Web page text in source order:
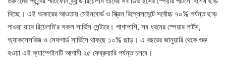
দিচ্ছে। এই অফারের আওতায় মেইনবোর্ড ও স্ক্রিন রিপ্লেসমেন্টে সর্বোচ্চ ৭০% পর্যন্ত ছাড়
পাওয়া যাবে রিয়েলমি’র সকল সার্ভিস সেন্টারে। পাশাপাশি, সব ধরনের স্পেয়ার পার্টস,
অ্যাকসেসরিজ ও সেফগার্ড সার্ভিসে থাকছে ১০% ছাড়। এ বছরের জানুয়ারি থেকে শুরু
হওয়া এই ক্যাম্পেইনটি আগামী ২৫ ফেব্রুয়ারি পর্যন্ত চলবে।